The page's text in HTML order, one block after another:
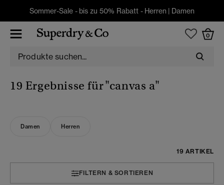
Sommer-Sale - bis zu 50% Rabatt - Herren | Damen
0
19 Ergebnisse für"canvas a"
Damen Herren
19 ARTIKEL
FILTERN & SORTIEREN